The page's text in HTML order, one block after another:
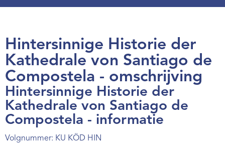
Ervaringen
Nieuws
Agenda
Webshop
Contact
Hintersinnige Historie der
Kathedrale von Santiago de
Compostela - omschrijving
Hintersinnige Historie der
Kathedrale von Santiago de
Compostela - informatie
Volgnummer: KU KÖD HIN